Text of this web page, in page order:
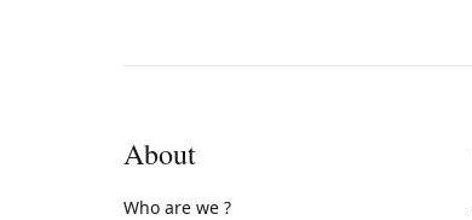
About
Who are we ?